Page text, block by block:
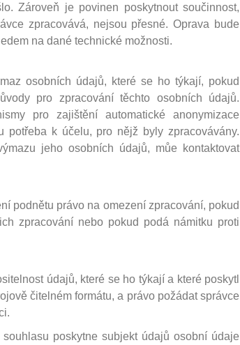
Zároveň je povinen poskytnout součinnost,
zpracovává, nejsou přesné. Oprava bude
na dané technické možnosti.
osobních údajů, které se ho týkají, pokud
pro zpracování těchto osobních údajů.
pro zajištění automatické anonymizace
k účelu, pro nějž byly zpracovávány.
jeho osobních údajů, můe kontaktovat
podnětu právo na omezení zpracování, pokud
zpracování nebo pokud podá námitku proti
údajů, které se ho týkají a které poskytl
čitelném formátu, a právo požádat správce
poskytne subjekt údajů osobní údaje